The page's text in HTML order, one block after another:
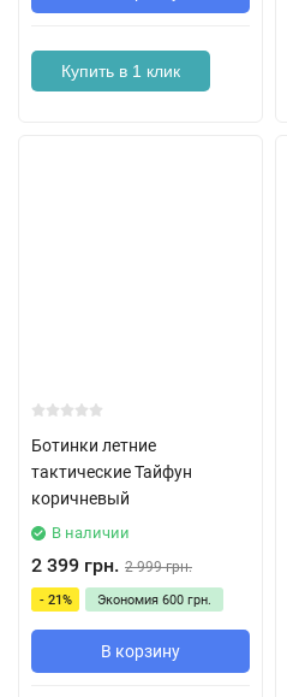
Купить в 1 клик
Ботинки летние
тактические Тайфун
коричневый
В наличии
2 399 грн. 2 999 грн.
- 21% Экономия 600 грн.
В корзину